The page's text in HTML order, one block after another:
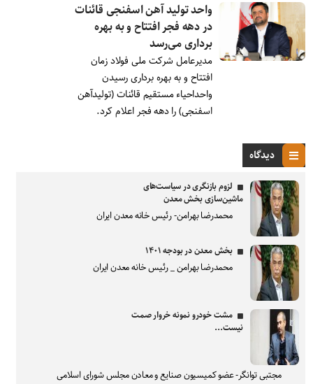
واحد تولید آهن اسفنجی قائنات
در دهه فجر افتتاح و به بهره
برداری می‌رسد
مدیرعامل شرکت ملی فولاد زمان
افتتاح و به بهره برداری رسیدن
واحداحیاء مستقیم قائنات (تولیدآهن
اسفنجی) را دهه فجر اعلام کرد.
دیدگاه
لزوم بازنگری در سیاست‌های
ماشین‌سازی بخش معدن
محمدرضا بهرامن- رئیس خانه معدن ایران
بخش معدن در بودجه ۱۴۰۱
محمدرضا بهرامن _ رئیس خانه معدن ایران
مشت خودرو نمونه خروار صمت
نیست...
مجتبی توانگر- عضو کمیسیون صنایع و معادن مجلس شورای اسلامی